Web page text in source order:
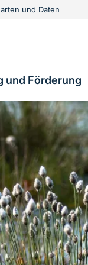
und Daten
und Förderung